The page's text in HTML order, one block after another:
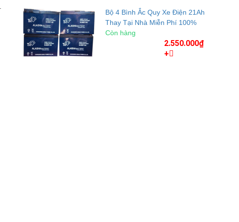
Bộ 4 Bình Ắc Quy Xe Điện 21Ah
Thay Tại Nhà Miễn Phí 100%
Còn hàng
2.550.000₫
+